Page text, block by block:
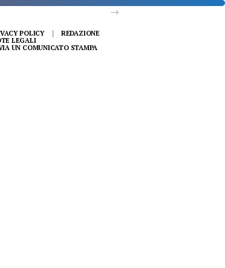
POLICY
REDAZIONE
LEGALI
UN COMUNICATO STAMPA